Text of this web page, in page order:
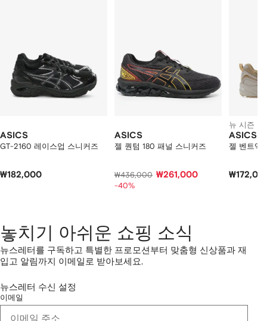
ASICS
GT-2160 레이스업 스니커즈
₩182,000
ASICS
젤 퀀텀 180 패널 스니커즈
₩436,000 ₩261,000
-40%
뉴 시즌
ASICS
젤 벤트엑
놓치기 아쉬운 쇼핑 소식
뉴스레터를 구독하고 특별한 프로모션부터 맞춤형 신상품과 재
입고 알림까지 이메일로 받아보세요.
뉴스레터 수신 설정
이메일